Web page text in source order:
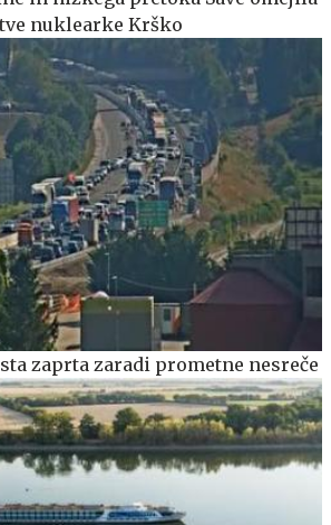
nuklearke Krško
zaprta zaradi prometne nesreče